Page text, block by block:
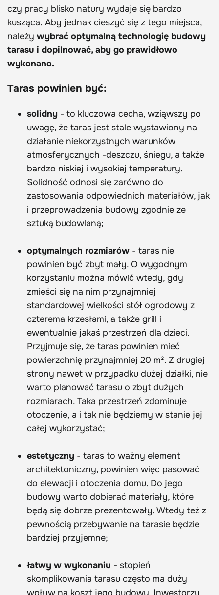
czy pracy blisko natury wydaje się bardzo
kusząca. Aby jednak cieszyć się z tego miejsca,
należy wybrać optymalną technologię budowy
tarasu i dopilnować, aby go prawidłowo
wykonano.
Taras powinien być:
solidny - to kluczowa cecha, wziąwszy po
uwagę, że taras jest stale wystawiony na
działanie niekorzystnych warunków
atmosferycznych -deszczu, śniegu, a także
bardzo niskiej i wysokiej temperatury.
Solidność odnosi się zarówno do
zastosowania odpowiednich materiałów, jak
i przeprowadzenia budowy zgodnie ze
sztuką budowlaną;
optymalnych rozmiarów - taras nie
powinien być zbyt mały. O wygodnym
korzystaniu można mówić wtedy, gdy
zmieści się na nim przynajmniej
standardowej wielkości stół ogrodowy z
czterema krzesłami, a także grill i
ewentualnie jakaś przestrzeń dla dzieci.
Przyjmuje się, że taras powinien mieć
powierzchnię przynajmniej 20 m². Z drugiej
strony nawet w przypadku dużej działki, nie
warto planować tarasu o zbyt dużych
rozmiarach. Taka przestrzeń zdominuje
otoczenie, a i tak nie będziemy w stanie jej
całej wykorzystać;
estetyczny - taras to ważny element
architektoniczny, powinien więc pasować
do elewacji i otoczenia domu. Do jego
budowy warto dobierać materiały, które
będą się dobrze prezentowały. Wtedy też z
pewnością przebywanie na tarasie będzie
bardziej przyjemne;
łatwy w wykonaniu - stopień
skomplikowania tarasu często ma duży
wpływ na koszt jego budowy. Inwestorzy